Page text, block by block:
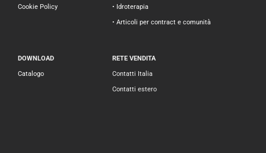
Cookie Policy
• Idroterapia
• Articoli per contract e comunità
DOWNLOAD
Catalogo
RETE VENDITA
Contatti Italia
Contatti estero